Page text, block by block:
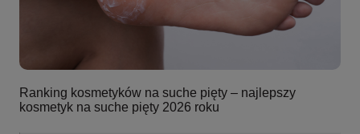
Ranking kosmetyków na suche pięty – najlepszy
kosmetyk na suche pięty 2026 roku